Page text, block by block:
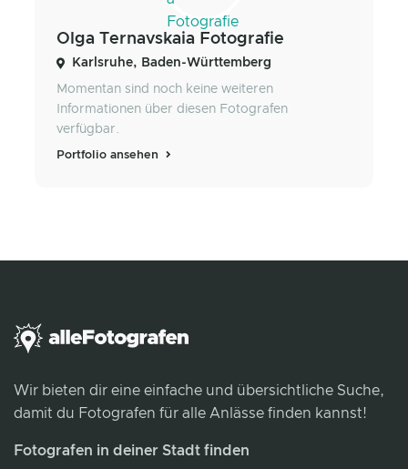
Olga Ternavskaia Fotografie
Karlsruhe, Baden-Württemberg
Momentan sind noch keine weiteren
Informationen über diesen Fotografen
verfügbar.
Portfolio ansehen
Wir bieten dir eine einfache und übersichtliche Suche,
damit du Fotografen für alle Anlässe finden kannst!
Fotografen in deiner Stadt finden